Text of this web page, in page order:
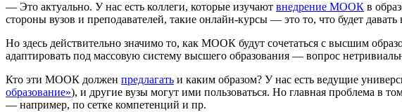
— Это актуально. У нас есть коллеги, которые изучают внедрение МООК в
стороны вузов и преподавателей, такие онлайн-курсы — это то, что будет
Но здесь действительно значимо то, как МООК будут сочетаться с высшим
адаптировать под массовую систему высшего образования — вопрос
Кто эти МООК должен предлагать и каким образом? У нас есть ведущие
образование»), и другие вузы могут ими пользоваться. Но главная проблема в
— например, по сетке компетенций и пр.